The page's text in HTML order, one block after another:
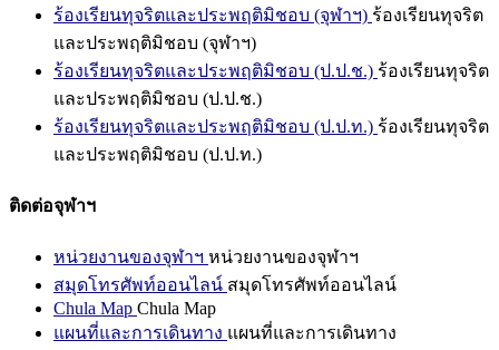
ร้องเรียนทุจริตและประพฤติมิชอบ (จุฬาฯ) ร้องเรียนทุจริต
และประพฤติมิชอบ (จุฬาฯ)
ร้องเรียนทุจริตและประพฤติมิชอบ (ป.ป.ช.) ร้องเรียนทุจริต
และประพฤติมิชอบ (ป.ป.ช.)
ร้องเรียนทุจริตและประพฤติมิชอบ (ป.ป.ท.) ร้องเรียนทุจริต
และประพฤติมิชอบ (ป.ป.ท.)
ติดต่อจุฬาฯ
หน่วยงานของจุฬาฯ หน่วยงานของจุฬาฯ
สมุดโทรศัพท์ออนไลน์ สมุดโทรศัพท์ออนไลน์
Chula Map Chula Map
แผนที่และการเดินทาง แผนที่และการเดินทาง